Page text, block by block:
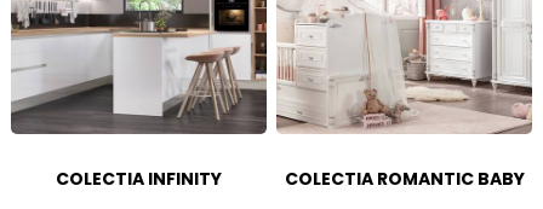
COLECTIA INFINITY COLECTIA ROMANTIC BABY